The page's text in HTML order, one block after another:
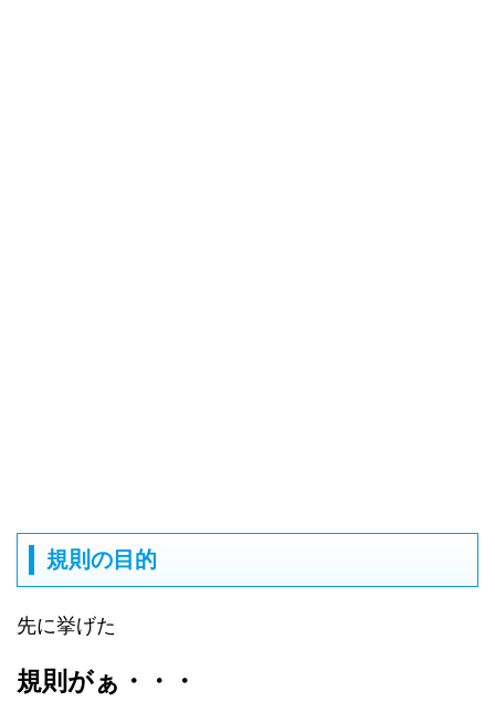
規則の目的
先に挙げた
規則がぁ・・・